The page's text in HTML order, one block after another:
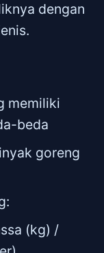
dengan
memiliki
beda
goreng
(kg) /